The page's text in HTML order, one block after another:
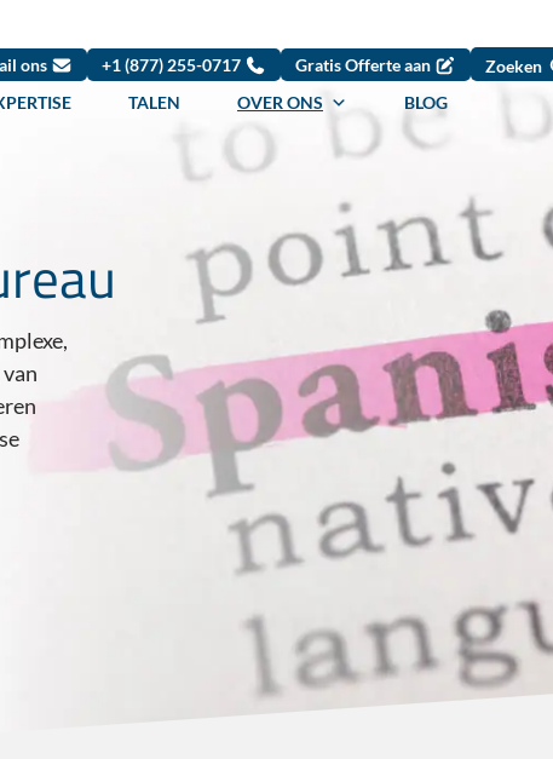
ons +1 (877) 255-0717 Gratis Offerte aan Zoeken
TALEN OVER ONS BLOG